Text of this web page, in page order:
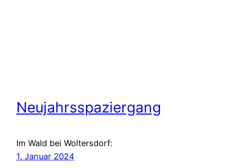
Neujahrsspaziergang
Im Wald bei Woltersdorf:
1. Januar 2024